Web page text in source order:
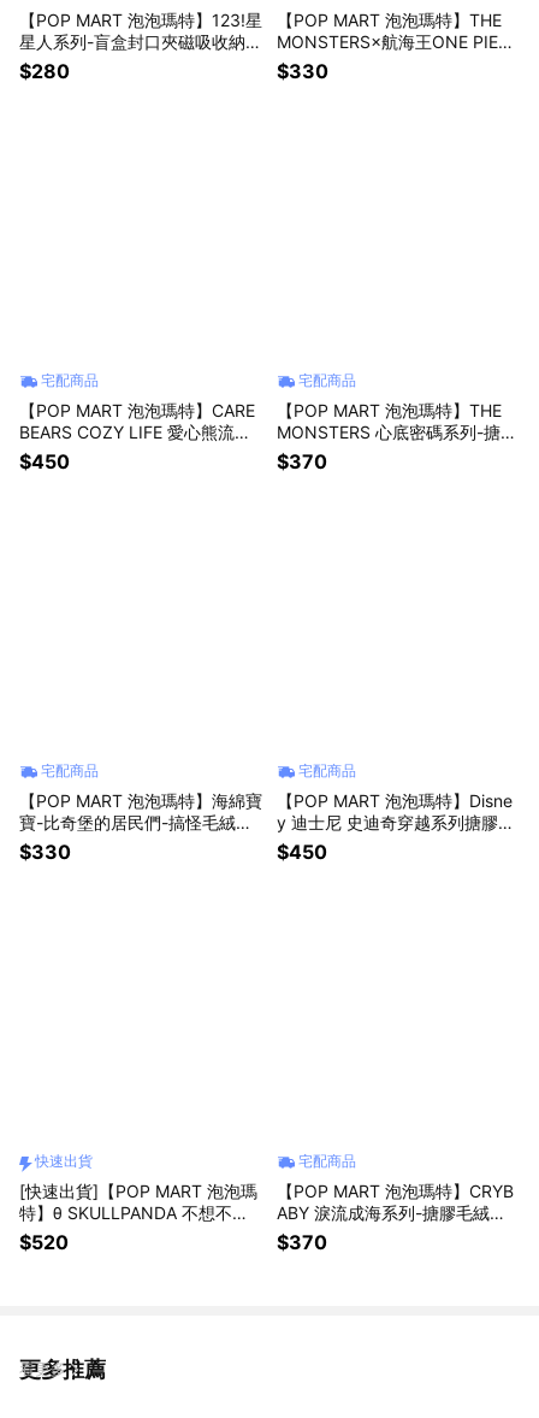
【POP MART 泡泡瑪特】123!星
星人系列-盲盒封口夾磁吸收納盒
套組(1入)
$280
【POP MART 泡泡瑪特】THE
MONSTERS×航海王ONE PIECE
系列盲盒公仔(1入)
$330
宅配商品
【POP MART 泡泡瑪特】CARE
BEARS COZY LIFE 愛心熊流沙
毛絨掛件系列盲盒(1入)
$450
宅配商品
【POP MART 泡泡瑪特】THE
MONSTERS 心底密碼系列-搪膠
毛絨掛件盲盒(A-M)(1入)
$370
宅配商品
【POP MART 泡泡瑪特】海綿寶
寶-比奇堡的居民們-搞怪毛絨第
二彈盲盒(1入)
$330
宅配商品
【POP MART 泡泡瑪特】Disne
y 迪士尼 史迪奇穿越系列搪膠毛
絨掛件(1入)
$450
快速出貨
[快速出貨]【POP MART 泡泡瑪
特】θ SKULLPANDA 不想不想
系列耳機包(再睡十分鐘)(含運費)
$520
宅配商品
【POP MART 泡泡瑪特】CRYB
ABY 淚流成海系列-搪膠毛絨掛
件盲盒(1入)
$370
更多推薦
看更多